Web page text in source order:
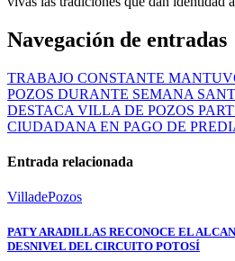
Navegación de entradas
TRABAJO CONSTANTE
POZOS DURANTE SEMANA
DESTACA VILLA DE POZOS
CIUDADANA EN PAGO DE
Entrada relacionada
VilladePozos
PATY ARADILLAS RECONOCE EL
DESNIVEL DEL CIRCUITO POTOSÍ